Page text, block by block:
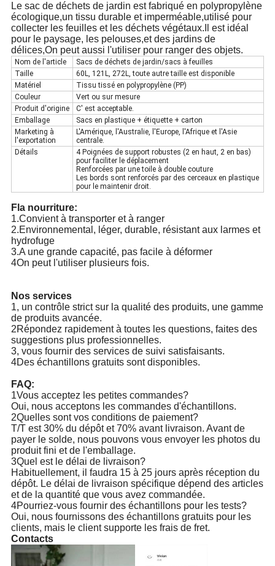
Le sac de déchets de jardin est fabriqué en polypropylène
écologique,un tissu durable et imperméable,utilisé pour
collecter les feuilles et les déchets végétaux.Il est idéal
pour le paysage, les pelouses,et des jardins de
délices,On peut aussi l'utiliser pour ranger des objets.
Nom de l'article
Sacs de déchets de jardin/sacs à feuilles
Taille
60L, 121L, 272L, toute autre taille est disponible
Matériel
Tissu tissé en polypropylène (PP)
Couleur
Vert ou sur mesure
Produit d'origine
C' est acceptable.
Emballage
Sacs en plastique + étiquette + carton
Marketing à
l'exportation
L'Amérique, l'Australie, l'Europe, l'Afrique et l'Asie
centrale.
Détails
4 Poignées de support robustes (2 en haut, 2 en bas)
pour faciliter le déplacement
Renforcées par une toile à double couture
Les bords sont renforcés par des cerceaux en plastique
pour le maintenir droit.
Fla nourriture:
1.Convient à transporter et à ranger
2.Environnemental, léger, durable, résistant aux larmes et
hydrofuge
3.A une grande capacité, pas facile à déformer
4On peut l'utiliser plusieurs fois.
Nos services
1, un contrôle strict sur la qualité des produits, une gamme
de produits avancée.
2Répondez rapidement à toutes les questions, faites des
suggestions plus professionnelles.
3, vous fournir des services de suivi satisfaisants.
4Des échantillons gratuits sont disponibles.
FAQ:
1Vous acceptez les petites commandes?
Oui, nous acceptons les commandes d'échantillons.
2Quelles sont vos conditions de paiement?
T/T est 30% du dépôt et 70% avant livraison. Avant de
payer le solde, nous pouvons vous envoyer les photos du
produit fini et de l'emballage.
3Quel est le délai de livraison?
Habituellement, il faudra 15 à 25 jours après réception du
dépôt. Le délai de livraison spécifique dépend des articles
et de la quantité que vous avez commandée.
4Pourriez-vous fournir des échantillons pour les tests?
Oui, nous fournissons des échantillons gratuits pour les
clients, mais le client supporte les frais de fret.
Contacts